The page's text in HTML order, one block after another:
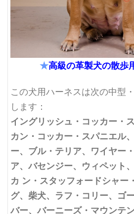
★高級の革製犬の散歩
この犬用ハーネスは次の中型
します：
イングリッシュ・コッカー・
カン・コッカー・スパニエル
ー、ブル・テリア、ワイヤー
ア、バセンジー、ウィペット
カ ン・スタッフォードシャー
グ、柴犬、ラフ・コリー、ゴ
バー、バーニーズ・マウンテ